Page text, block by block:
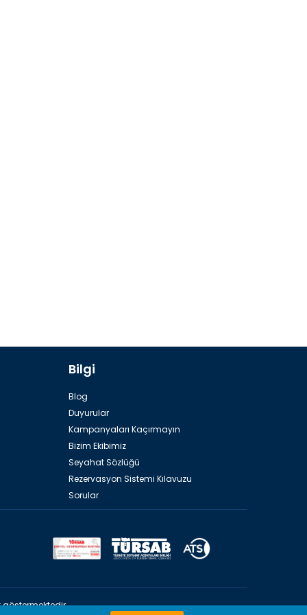
Bilgi
Blog
Duyurular
Kampanyaları Kaçırmayın
Bizim Ekibimiz
Seyahat Sözlüğü
Rezervasyon Sistemi Kılavuzu
Sorular